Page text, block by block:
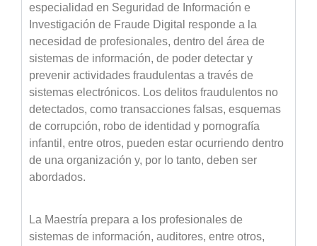
especialidad en Seguridad de Información e
Investigación de Fraude Digital responde a la
necesidad de profesionales, dentro del área de
sistemas de información, de poder detectar y
prevenir actividades fraudulentas a través de
sistemas electrónicos. Los delitos fraudulentos no
detectados, como transacciones falsas, esquemas
de corrupción, robo de identidad y pornografía
infantil, entre otros, pueden estar ocurriendo dentro
de una organización y, por lo tanto, deben ser
abordados.
La Maestría prepara a los profesionales de
sistemas de información, auditores, entre otros,